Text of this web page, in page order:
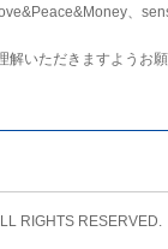
、
いただきますようお願